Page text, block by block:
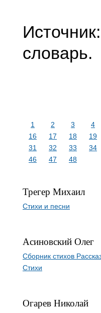
словарь.
1 2 3 4
16
17 18 19
31
32 33 34
46
47 48
Трегер Михаил
Стихи и песни
Асиновский Олег
Сборник стихов
Стихи
Огарев Николай